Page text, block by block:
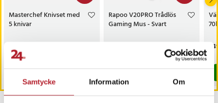
Samtycke Information Om
Artikelnummer:128319
Masterchef Knivset med
5 knivar
Nuvarande pris
219 kr
219 kr
I lager, levereras inom 1-2 vardagar
Rapoo V20PRO Trådlös
Gaming Mus - Svart
:399 kr
I lager, levereras inom 1-2 vardagar